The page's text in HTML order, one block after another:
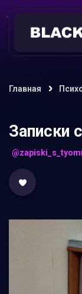
Главная
Записки